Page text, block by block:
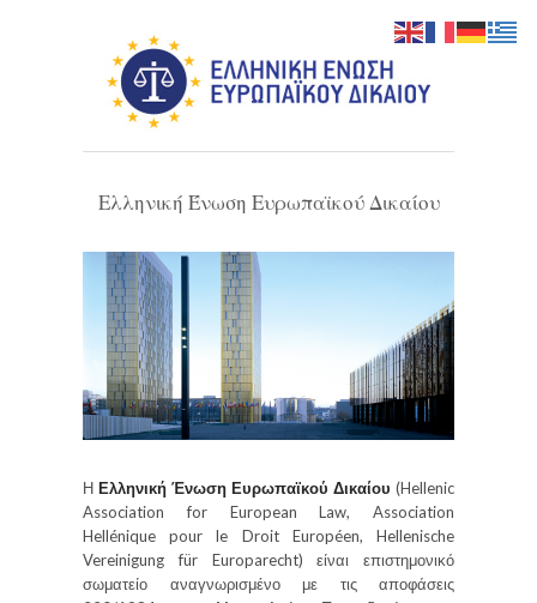
Ελληνική Ένωση Ευρωπαϊκού Δικαίου
Η Ελληνική Ένωση Ευρωπαϊκού Δικαίου (Hellenic
Association for European Law, Association
Hellénique pour le Droit Européen, Hellenische
Vereinigung für Europarecht) είναι επιστημονικό
σωματείο αναγνωρισμένο με τις αποφάσεις